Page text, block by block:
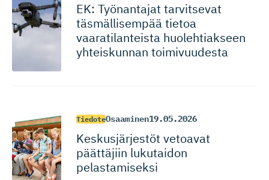
EK: Työnantajat tarvitsevat
täsmällisempää tietoa
vaaratilan­teista huolehtiakseen
yhteiskunnan toimivuudesta
TiedoteOsaaminen19.05.2026
Keskusjär­jestöt vetoavat
päättäjiin lukutaidon
pelastamiseksi